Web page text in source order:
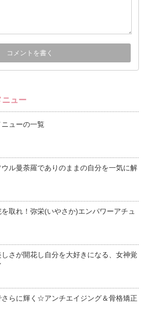
ニュー
ューの一覧
ル曼荼羅でありのままの自分を一気に解
取れ！弥栄(いやさか)エンパワーアチュ
さが開花し自分を大好きになる、女神覚
さらに輝く☆アンチエイジング＆骨格矯正